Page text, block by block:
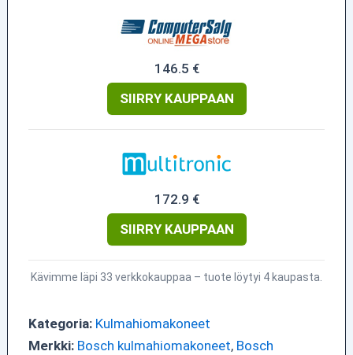
146.5 €
SIIRRY KAUPPAAN
172.9 €
SIIRRY KAUPPAAN
Kävimme läpi 33 verkkokauppaa – tuote löytyi 4 kaupasta.
Kategoria: Kulmahiomakoneet
Merkki: Bosch kulmahiomakoneet, Bosch